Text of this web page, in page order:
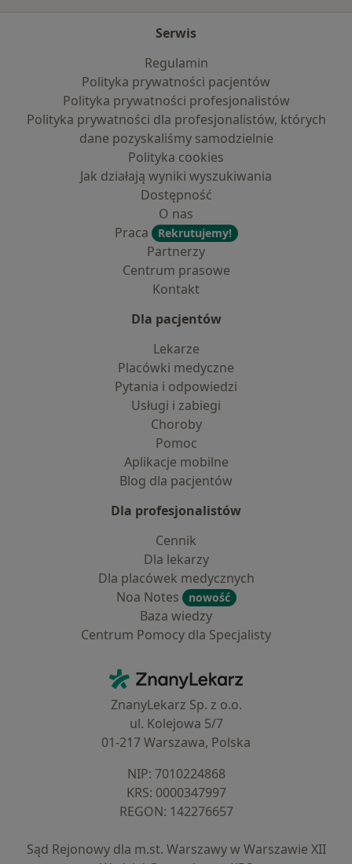
Serwis
Regulamin
Polityka prywatności pacjentów
Polityka prywatności profesjonalistów
Polityka prywatności dla profesjonalistów, których
dane pozyskaliśmy samodzielnie
Polityka cookies
Jak działają wyniki wyszukiwania
Dostępność
O nas
Praca
Rekrutujemy!
Partnerzy
Centrum prasowe
Kontakt
Dla pacjentów
Lekarze
Placówki medyczne
Pytania i odpowiedzi
Usługi i zabiegi
Choroby
Pomoc
Aplikacje mobilne
Blog dla pacjentów
Dla profesjonalistów
Cennik
Dla lekarzy
Dla placówek medycznych
Noa Notes
nowość
Baza wiedzy
Centrum Pomocy dla Specjalisty
ZnanyLekarz - Strona główna
ZnanyLekarz Sp. z o.o.
ul. Kolejowa 5/7
01-217 Warszawa, Polska
NIP: ⁠7010224868
KRS: ⁠0000347997
REGON: ⁠142276657
Sąd Rejonowy dla m.st. Warszawy w Warszawie XII